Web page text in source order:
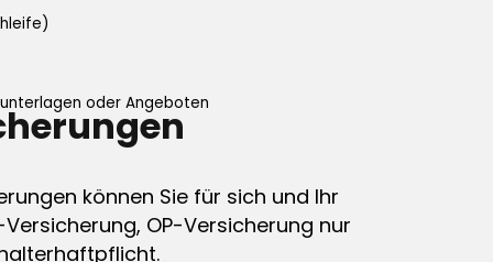
oder Angeboten
können Sie für sich und Ihr
OP-Versicherung nur